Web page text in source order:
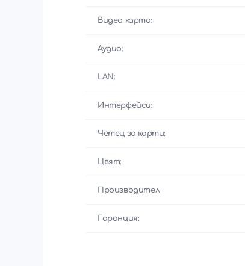
Видео карта:
Аудио:
LAN:
Интерфейси:
Четец за карти:
Цвят:
Производител
Гаранция: